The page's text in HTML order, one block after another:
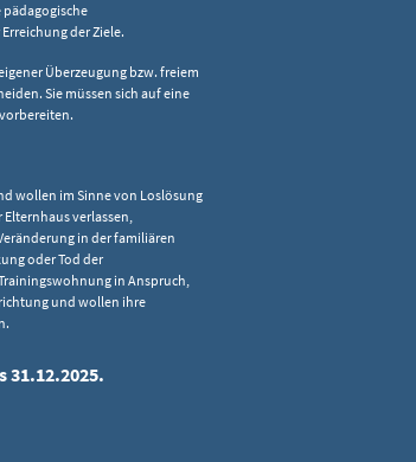
der Ziele.
Überzeugung bzw. freiem
Sie müssen sich auf eine
wollen im Sinne von Loslösung
verlassen,
in der familiären
oder Tod der
in Anspruch,
und wollen ihre
31.12.2025.